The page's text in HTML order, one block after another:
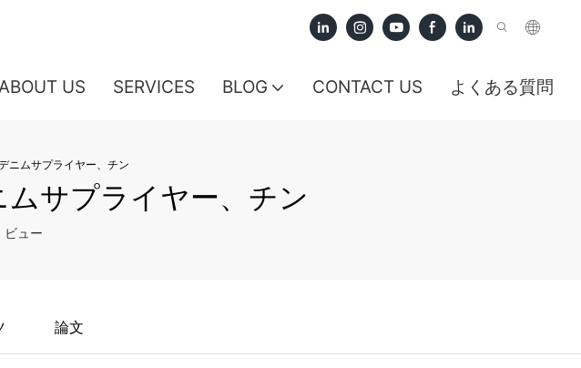
US SERVICES BLOG CONTACT US よくある質問
ニムサプライヤー、チン
サプライヤー、チン
ビュー
論文